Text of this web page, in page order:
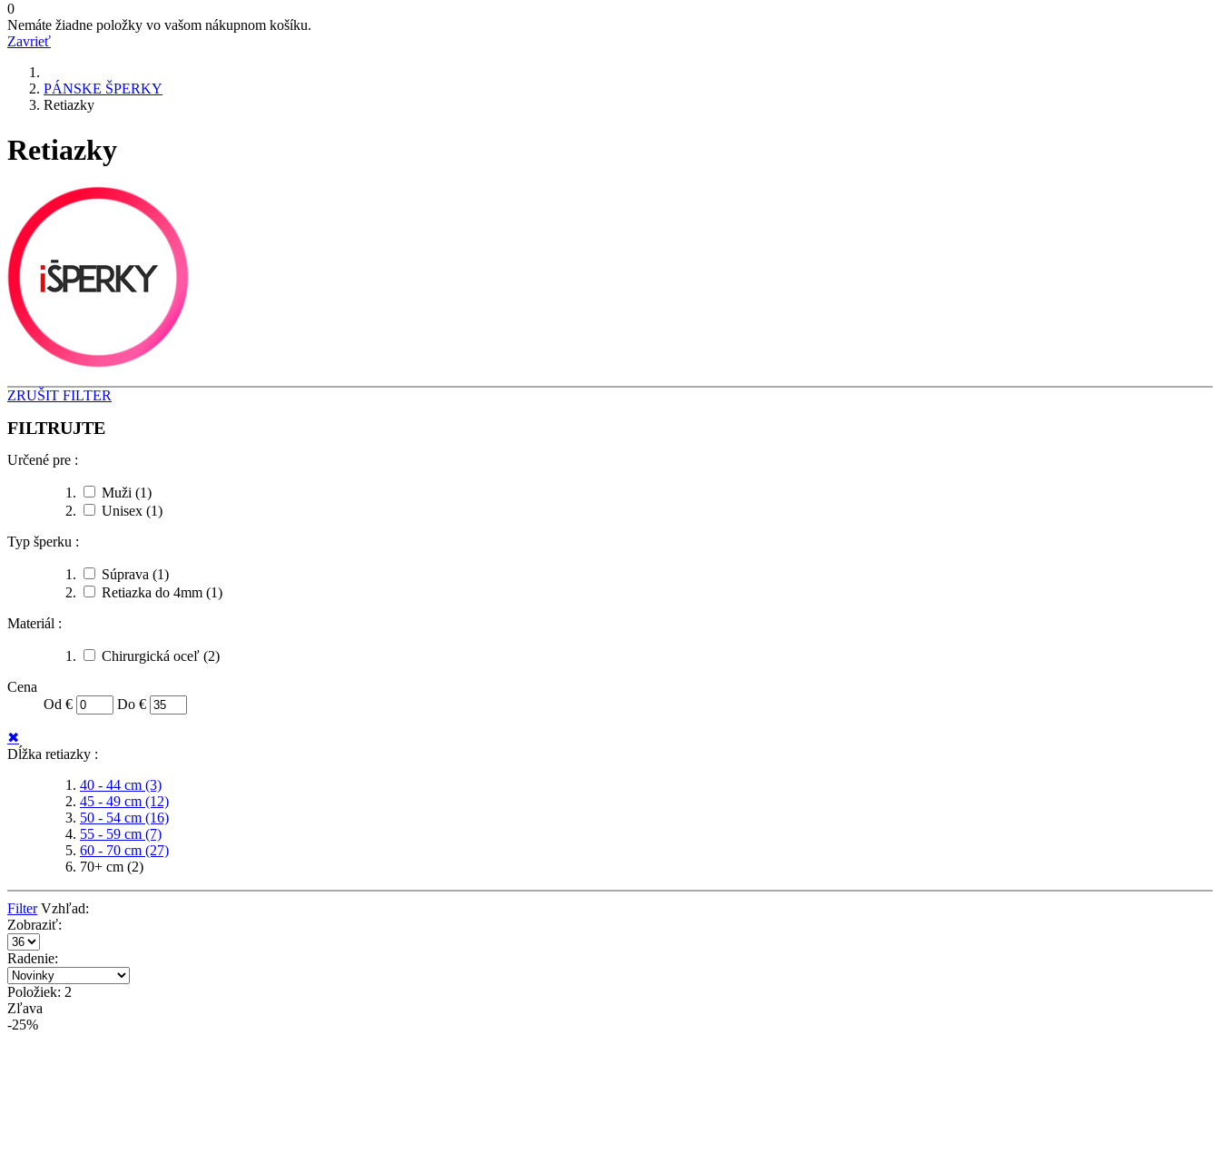
0
Nemáte žiadne položky vo vašom nákupnom košíku.
Zavrieť
PÁNSKE ŠPERKY
Retiazky
Retiazky
ZRUŠIT FILTER
FILTRUJTE
Určené pre :
Muži (1)
Unisex (1)
Typ šperku :
Súprava (1)
Retiazka do 4mm (1)
Materiál :
Chirurgická oceľ (2)
Cena
Od €
Do €
✖
Dĺžka retiazky :
40 - 44 cm (3)
45 - 49 cm (12)
50 - 54 cm (16)
55 - 59 cm (7)
60 - 70 cm (27)
70+ cm (2)
Filter Vzhľad:
Zobraziť:
Radenie:
Položiek: 2
Zľava
-25%